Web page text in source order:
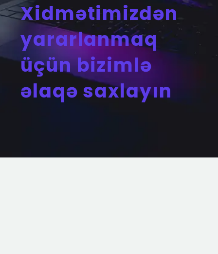
Xidmətimizdən
yararlanmaq
üçün bizimlə
əlaqə saxlayın